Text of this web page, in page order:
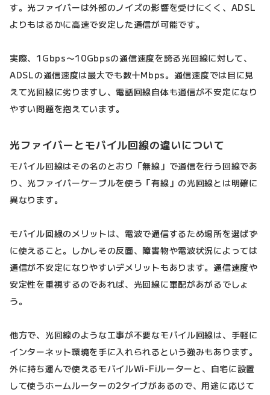
す。光ファイバーは外部のノイズの影響を受けにくく、ADSL
よりもはるかに高速で安定した通信が可能です。
実際、1Gbps〜10Gbpsの通信速度を誇る光回線に対して、
ADSLの通信速度は最大でも数十Mbps。通信速度では目に見
えて光回線に劣りますし、電話回線自体も通信が不安定になり
やすい問題を抱えています。
光ファイバーとモバイル回線の違いについて
モバイル回線はその名のとおり「無線」で通信を行う回線であ
り、光ファイバーケーブルを使う「有線」の光回線とは明確に
異なります。
モバイル回線のメリットは、電波で通信するため場所を選ばず
に使えること。しかしその反面、障害物や電波状況によっては
通信が不安定になりやすいデメリットもあります。通信速度や
安定性を重視するのであれば、光回線に軍配があがるでしょ
う。
他方で、光回線のような工事が不要なモバイル回線は、手軽に
インターネット環境を手に入れられるという強みもあります。
外に持ち運んで使えるモバイルWi-Fiルーターと、自宅に設置
して使うホームルーターの2タイプがあるので、用途に応じて